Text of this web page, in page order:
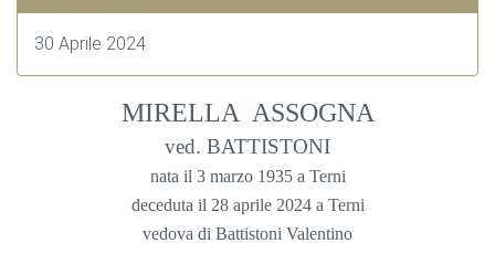
30 Aprile 2024
MIRELLA ASSOGNA
ved. BATTISTONI
nata il 3 marzo 1935 a Terni
deceduta il 28 aprile 2024 a Terni
vedova di Battistoni Valentino